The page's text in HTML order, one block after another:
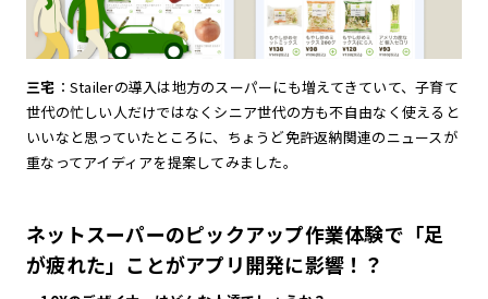
三宅 ：Stailerの導入は地方のスーパーにも増えてきていて、子育て
世代の忙しい人だけではなくシニア世代の方も不自由なく使えると
いいなと思っていたところに、ちょうど免許返納関連のニュースが
重なってアイディアを提案してみました。
ネットスーパーのピックアップ作業体験で「足
が疲れた」ことがアプリ開発に影響！？